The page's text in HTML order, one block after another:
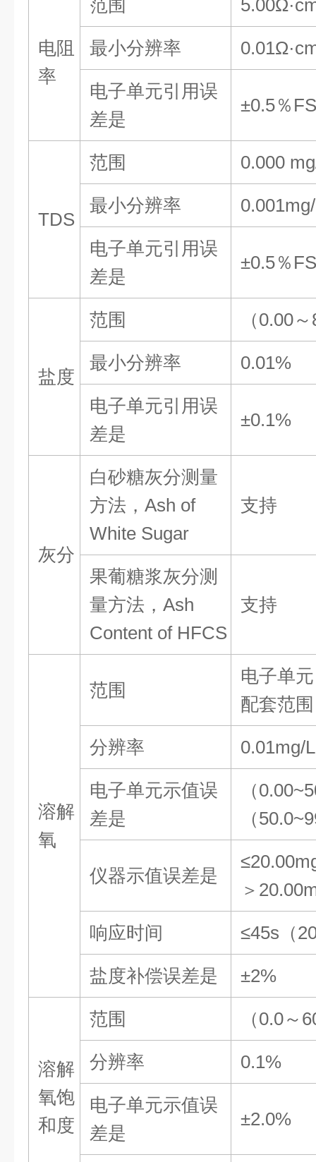
电阻
率
范围 5.00
最小分辨率
电子单元引用误
差是
±0.5％FS
TDS
范围 0.000
最小分辨率
电子单元引用误
差是
±0.5％FS
盐度
范围 （0.00
最小分辨率 0.01%
电子单元引用误
差是
±0.1%
灰分
白砂糖灰分测量
方法， Ash of
White Sugar
支持
果葡糖浆灰分测
量方法， Ash
Content of HFCS
支持
溶解
氧
范围
电子单
配套范
分辨率 0.01mg/L
电子单元示值误
差是
（
（
仪器示值误差是
＞
响应时间 ≤45s （
盐度补偿误差是 ±2%
溶解
氧饱
和度
范围 （0.0～
分辨率 0.1%
电子单元示值误
差是
±2.0%